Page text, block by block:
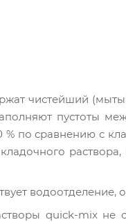
чистейший
пустоты
% по сравнению с
quick-mix